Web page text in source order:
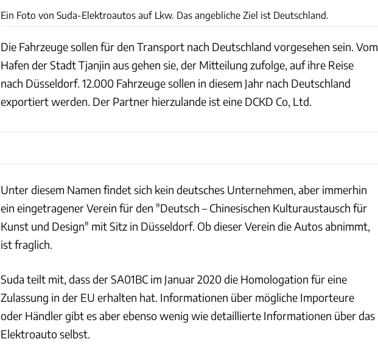
Ein Foto von Suda-Elektroautos auf Lkw. Das angebliche Ziel ist Deutschland.
Die Fahrzeuge sollen für den Transport nach Deutschland vorgesehen sein. Vom
Hafen der Stadt Tjanjin aus gehen sie, der Mitteilung zufolge, auf ihre Reise
nach Düsseldorf. 12.000 Fahrzeuge sollen in diesem Jahr nach Deutschland
exportiert werden. Der Partner hierzulande ist eine DCKD Co, Ltd.
Unter diesem Namen findet sich kein deutsches Unternehmen, aber immerhin
ein eingetragener Verein für den "Deutsch – Chinesischen Kulturaustausch für
Kunst und Design" mit Sitz in Düsseldorf. Ob dieser Verein die Autos abnimmt,
ist fraglich.
Suda teilt mit, dass der SA01BC im Januar 2020 die Homologation für eine
Zulassung in der EU erhalten hat. Informationen über mögliche Importeure
oder Händler gibt es aber ebenso wenig wie detaillierte Informationen über das
Elektroauto selbst.